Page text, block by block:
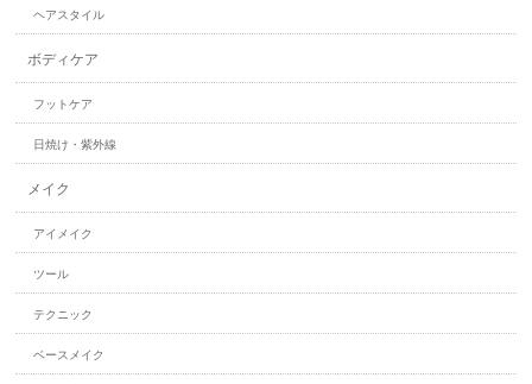
ヘアスタイル
ボディケア
フットケア
日焼け・紫外線
メイク
アイメイク
ツール
テクニック
ベースメイク